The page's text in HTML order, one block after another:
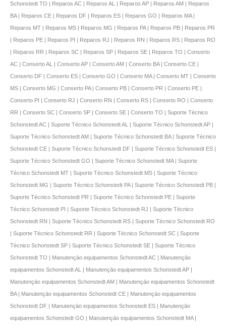
Schonstedt TO | Reparos AC | Reparos AL | Reparos AP | Reparos AM | Reparos
BA | Reparos CE | Reparos DF | Reparos ES | Reparos GO | Reparos MA |
Reparos MT | Reparos MS | Reparos MG | Reparos PA | Reparos PB | Reparos PR
| Reparos PE | Reparos PI | Reparos RJ | Reparos RN | Reparos RS | Reparos RO
| Reparos RR | Reparos SC | Reparos SP | Reparos SE | Reparos TO | Conserto
AC | Conserto AL | Conserto AP | Conserto AM | Conserto BA | Conserto CE |
Conserto DF | Conserto ES | Conserto GO | Conserto MA | Conserto MT | Conserto
MS | Conserto MG | Conserto PA | Conserto PB | Conserto PR | Conserto PE |
Conserto PI | Conserto RJ | Conserto RN | Conserto RS | Conserto RO | Conserto
RR | Conserto SC | Conserto SP | Conserto SE | Conserto TO | Suporte Técnico
Schonstedt AC | Suporte Técnico Schonstedt AL | Suporte Técnico Schonstedt AP |
Suporte Técnico Schonstedt AM | Suporte Técnico Schonstedt BA | Suporte Técnico
Schonstedt CE | Suporte Técnico Schonstedt DF | Suporte Técnico Schonstedt ES |
Suporte Técnico Schonstedt GO | Suporte Técnico Schonstedt MA | Suporte
Técnico Schonstedt MT | Suporte Técnico Schonstedt MS | Suporte Técnico
Schonstedt MG | Suporte Técnico Schonstedt PA | Suporte Técnico Schonstedt PB |
Suporte Técnico Schonstedt PR | Suporte Técnico Schonstedt PE | Suporte
Técnico Schonstedt PI | Suporte Técnico Schonstedt RJ | Suporte Técnico
Schonstedt RN | Suporte Técnico Schonstedt RS | Suporte Técnico Schonstedt RO
| Suporte Técnico Schonstedt RR | Suporte Técnico Schonstedt SC | Suporte
Técnico Schonstedt SP | Suporte Técnico Schonstedt SE | Suporte Técnico
Schonstedt TO | Manutençāo equipamentos Schonstedt AC | Manutençāo
equipamentos Schonstedt AL | Manutençāo equipamentos Schonstedt AP |
Manutençāo equipamentos Schonstedt AM | Manutençāo equipamentos Schonstedt
BA | Manutençāo equipamentos Schonstedt CE | Manutençāo equipamentos
Schonstedt DF | Manutençāo equipamentos Schonstedt ES | Manutençāo
equipamentos Schonstedt GO | Manutençāo equipamentos Schonstedt MA |